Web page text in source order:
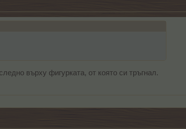
върху фигурката, от която си тръгнал.